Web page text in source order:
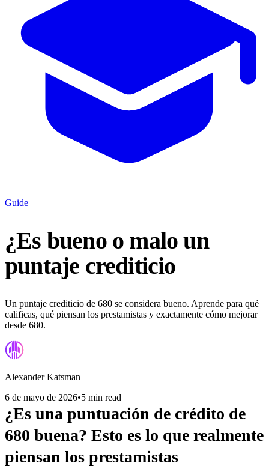
Guide
¿Es bueno o malo un
puntaje crediticio
Un puntaje crediticio de 680 se considera bueno. Aprende para qué
calificas, qué piensan los prestamistas y exactamente cómo mejorar
desde 680.
Alexander Katsman
6 de mayo de 2026•5 min read
¿Es una puntuación de crédito de
680 buena? Esto es lo que realmente
piensan los prestamistas